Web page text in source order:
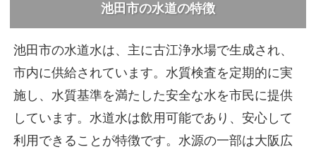
池田市の水道の特徴
池田市の水道水は、主に古江浄水場で生成され、
市内に供給されています。水質検査を定期的に実
施し、水質基準を満たした安全な水を市民に提供
しています。水道水は飲用可能であり、安心して
利用できることが特徴です。水源の一部は大阪広